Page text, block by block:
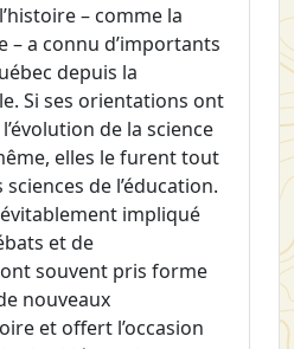
– comme la
a connu d’importants
depuis la
Si ses orientations ont
de la science
elles le furent tout
de l’éducation.
impliqué
et de
souvent pris forme
nouveaux
et offert l’occasion